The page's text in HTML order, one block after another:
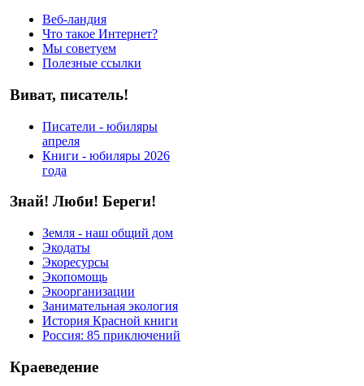
Веб-ландия
Что такое Интернет?
Мы советуем
Полезные ссылки
Виват, писатель!
Писатели - юбиляры
апреля
Книги - юбиляры 2026
года
Знай! Люби! Береги!
Земля - наш общий дом
Экодаты
Экоресурсы
Экопомощь
Экоорганизации
Занимательная экология
История Красной книги
Россия: 85 приключений
Краеведение